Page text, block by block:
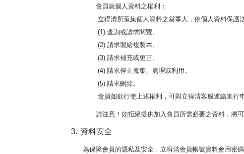
·
會員就個人資料之權利：
立得清所蒐集個人資料之當事人，依個人資料保護
(1) 查詢或請求閱覽。
(2) 請求製給複製本。
(3) 請求補充或更正。
(4) 請求停止蒐集、處理或利用。
(5) 請求刪除。
會員如欲行使上述權利，可與立得清客服連絡進行申
· 請注意！如拒絕提供加入會員所需必要之資料，將
3. 資料安全
為保障會員的隱私及安全，立得清會員帳號資料會用密